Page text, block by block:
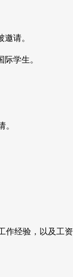
邀请。
际学生。
。
经验，以及工